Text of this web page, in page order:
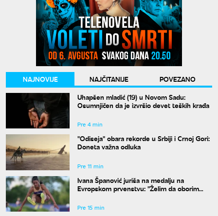
NAJNOVIJE NAJČITANIJE
POVEZANO
Uhapšen mladić (19) u Novom Sadu:
Osumnjičen da je izvršio devet teških krađa
Pre 4 min
"Odiseja" obara rekorde u Srbiji i Crnoj Gori:
Doneta važna odluka
Pre 11 min
Ivana Španović juriša na medalju na
Evropskom prvenstvu: "Želim da oborim
Pre 15 min